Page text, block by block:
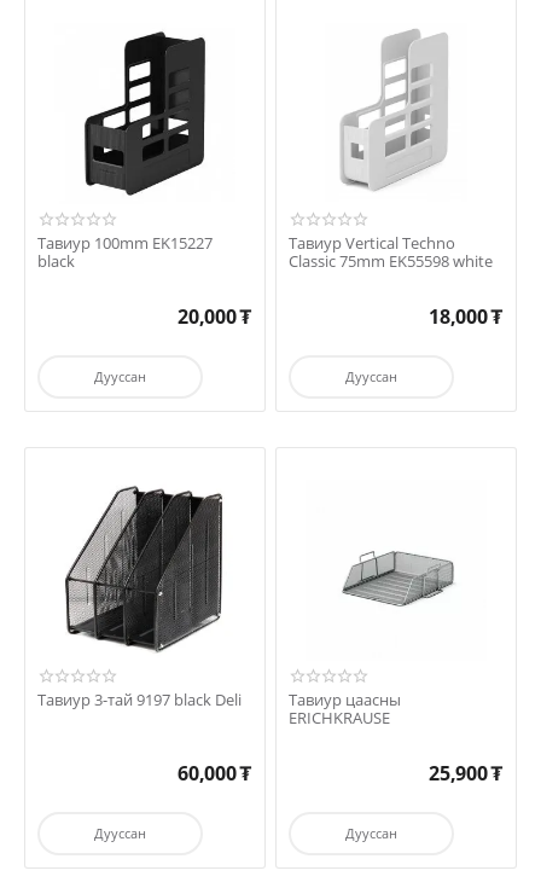
Тавиур 100mm EK15227
black
20,000₮
Дууссан
Тавиур Vertical Techno
Classic 75mm EK55598 white
18,000₮
Дууссан
Тавиур 3-тай 9197 black Deli
60,000₮
Дууссан
Тавиур цаасны
ERICHKRAUSE
25,900₮
Дууссан